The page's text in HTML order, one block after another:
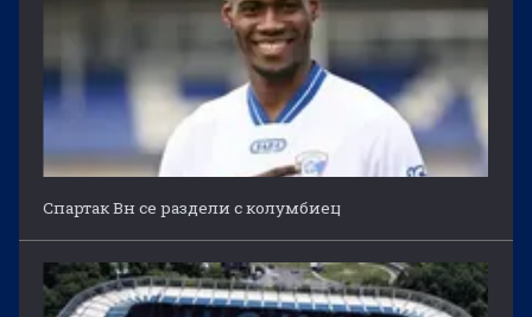
Спартак Вн се раздели с колумбиец